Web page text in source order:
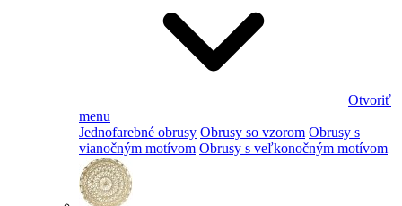
Otvoriť
menu
Jednofarebné obrusy Obrusy so vzorom Obrusy s
vianočným motívom Obrusy s veľkonočným motívom